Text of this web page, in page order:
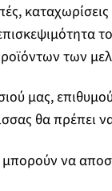
των
μας,
θα πρέπει
να